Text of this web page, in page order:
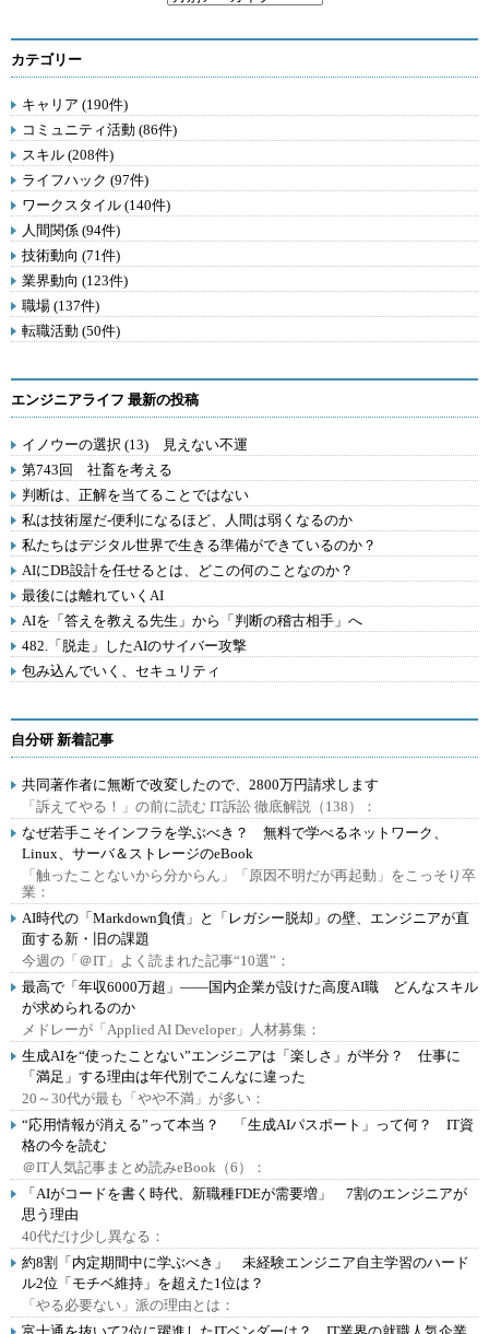
カテゴリー
キャリア (190件)
コミュニティ活動 (86件)
スキル (208件)
ライフハック (97件)
ワークスタイル (140件)
人間関係 (94件)
技術動向 (71件)
業界動向 (123件)
職場 (137件)
転職活動 (50件)
エンジニアライフ 最新の投稿
イノウーの選択 (13) 見えない不運
第743回 社畜を考える
判断は、正解を当てることではない
私は技術屋だ-便利になるほど、人間は弱くなるのか
私たちはデジタル世界で生きる準備ができているのか？
AIにDB設計を任せるとは、どこの何のことなのか？
最後には離れていくAI
AIを「答えを教える先生」から「判断の稽古相手」へ
482.「脱走」したAIのサイバー攻撃
包み込んでいく、セキュリティ
自分研 新着記事
共同著作者に無断で改変したので、2800万円請求します
「訴えてやる！」の前に読む IT訴訟 徹底解説（138）：
なぜ若手こそインフラを学ぶべき？ 無料で学べるネットワーク、
Linux、サーバ＆ストレージのeBook
「触ったことないから分からん」「原因不明だが再起動」をこっそり卒
業：
AI時代の「Markdown負債」と「レガシー脱却」の壁、エンジニアが直
面する新・旧の課題
今週の「＠IT」よく読まれた記事“10選”：
最高で「年収6000万超」――国内企業が設けた高度AI職 どんなスキル
が求められるのか
メドレーが「Applied AI Developer」人材募集：
生成AIを“使ったことない”エンジニアは「楽しさ」が半分？ 仕事に
「満足」する理由は年代別でこんなに違った
20～30代が最も「やや不満」が多い：
“応用情報が消える”って本当？ 「生成AIパスポート」って何？ IT資
格の今を読む
＠IT人気記事まとめ読みeBook（6）：
「AIがコードを書く時代、新職種FDEが需要増」 7割のエンジニアが
思う理由
40代だけ少し異なる：
約8割「内定期間中に学ぶべき」 未経験エンジニア自主学習のハード
ル2位「モチベ維持」を超えた1位は？
「やる必要ない」派の理由とは：